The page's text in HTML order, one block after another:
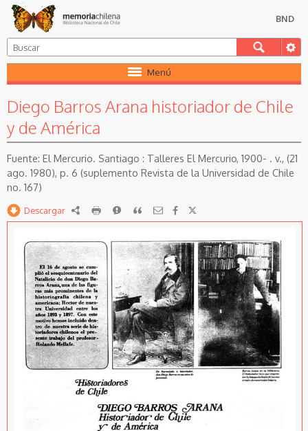
BND
Menú
Diego Barros Arana historiador de Chile
y de América
El Mercurio. Santiago : Talleres El Mercurio, 1900- . v., (21
ago. 1980), p. 6 (suplemento Revista de la Universidad de Chile
no. 167)
Descargar RDF imprimirReportarCitar